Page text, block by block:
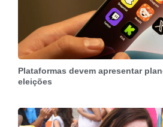
Plataformas devem apresentar
eleições